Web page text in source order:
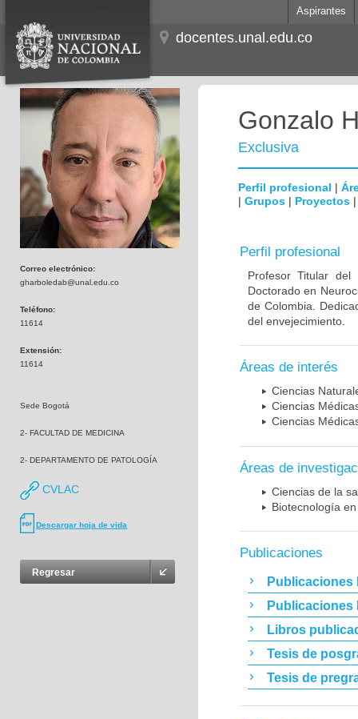
Aspirantes
docentes.unal.edu.co
Correo electrónico:
gharboledab@unal.edu.co
Teléfono:
11614
Extensión:
11614
Sede Bogotá
2- FACULTAD DE MEDICINA
2- DEPARTAMENTO DE PATOLOGÍA
CVLAC
Descargar hoja de vida
Regresar
Gonzalo
Exclusiva
Perfil profesional |
| Grupos | Proyectos
Perfil profesional
Profesor Titular
Doctorado en
de Colombia.
del envejecimiento.
Áreas de interés
Ciencias
Ciencias
Ciencias
Áreas de
Ciencias de la
Biotecnología
Publicaciones
Publicaciones
Publicaciones
Libros
Tesis de
Tesis de